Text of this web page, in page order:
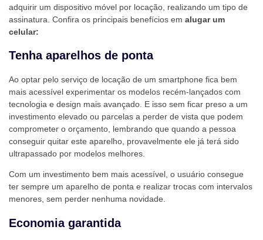
adquirir um dispositivo móvel por locação, realizando um tipo de
assinatura. Confira os principais benefícios em alugar um
celular:
Tenha aparelhos de ponta
Ao optar pelo serviço de locação de um smartphone fica bem
mais acessível experimentar os modelos recém-lançados com
tecnologia e design mais avançado. E isso sem ficar preso a um
investimento elevado ou parcelas a perder de vista que podem
comprometer o orçamento, lembrando que quando a pessoa
conseguir quitar este aparelho, provavelmente ele já terá sido
ultrapassado por modelos melhores.
Com um investimento bem mais acessível, o usuário consegue
ter sempre um aparelho de ponta e realizar trocas com intervalos
menores, sem perder nenhuma novidade.
Economia garantida